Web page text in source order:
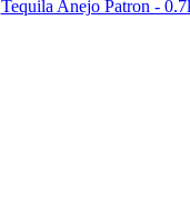
Tequila Anejo Patron - 0.7l